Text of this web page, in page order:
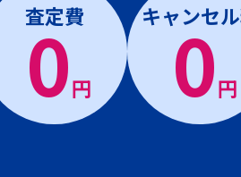
査定費
0円
キャンセ
0円